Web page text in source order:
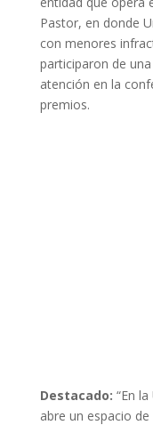
Pastor, en donde
con menores
participaron de
atención en la
premios.
Destacado: “En
abre un espacio